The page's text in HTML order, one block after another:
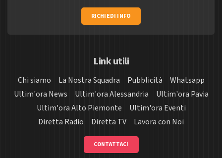
RICHIEDI INFO
Link utili
Chi siamo La Nostra Squadra Pubblicità
Whatsapp
Ultim'ora News
Ultim'ora Alessandria
Ultim'ora Pavia
Ultim'ora Alto Piemonte
Ultim'ora Eventi
Diretta Radio
Diretta TV Lavora con Noi
CONTATTACI